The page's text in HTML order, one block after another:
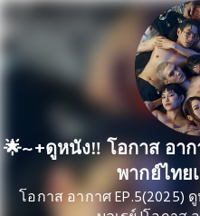
🌟~+ดูหนัง‼️ โอกาส อาก
พากย์ไทย
โอกาส อากาศ EP.5(2025)